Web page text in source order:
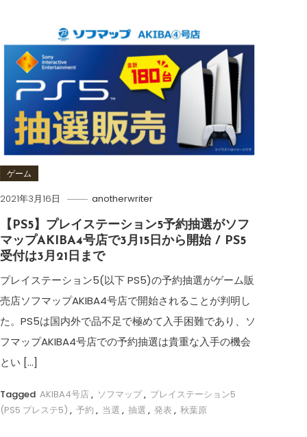
ゲーム
2021年3月16日 anotherwriter
【PS5】プレイステーション5予約抽選がソフ
マップAKIBA4号店で3月15日から開始 / PS5
受付は3月21日まで
プレイステーション5(以下 PS5)の予約抽選がゲーム販
売店ソフマップAKIBA4号店で開始されることが判明し
た。PS5は国内外で品不足で極めて入手困難であり、ソ
フマップAKIBA4号店での予約抽選は貴重な入手の機会
とい […]
Tagged AKIBA4号店, ソフマップ, プレイステーション5
(PS5 プレステ5) , 予約 , 当選 , 抽選 , 発表 , 秋葉原